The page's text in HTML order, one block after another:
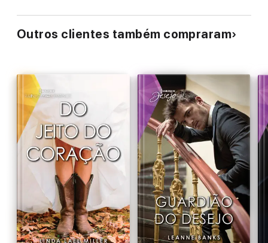
Outros clientes também compraram